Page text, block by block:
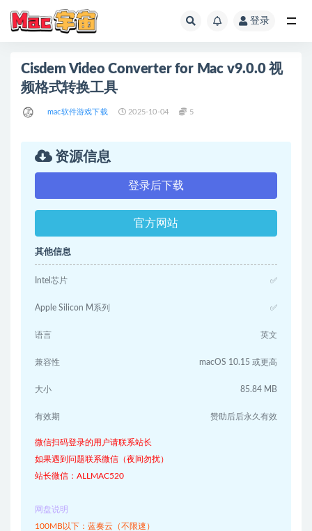
登录
Cisdem Video Converter for Mac v9.0.0 视
频格式转换工具
mac软件游戏下载 2025-10-04 5
资源信息
登录后下载
官方网站
其他信息
Intel芯片 ✅
Apple Silicon M系列 ✅
语言 英文
兼容性 macOS 10.15 或更高
大小 85.84 MB
有效期 赞助后后永久有效
微信扫码登录的用户请联系站长
如果遇到问题联系微信（夜间勿扰）
站长微信：ALLMAC520
网盘说明
100MB以下：蓝奏云（不限速）